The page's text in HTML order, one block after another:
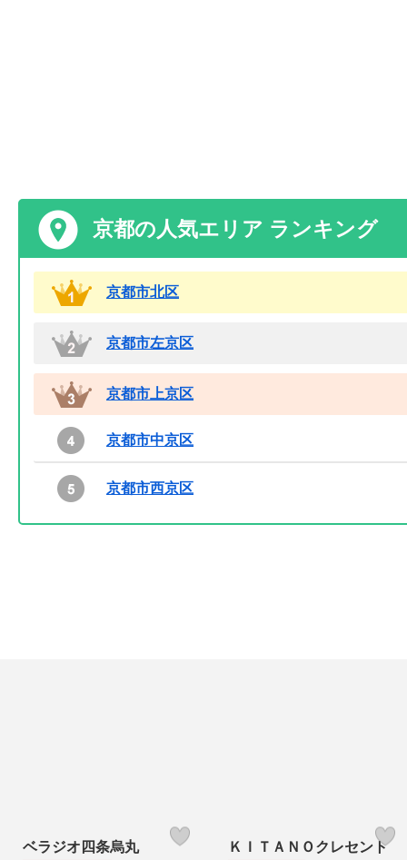
京都の人気エリア ランキング
京都市北区
京都市左京区
京都市上京区
京都市中京区
京都市西京区
ベラジオ四条烏丸 ＫＩＴＡＮＯクレセント